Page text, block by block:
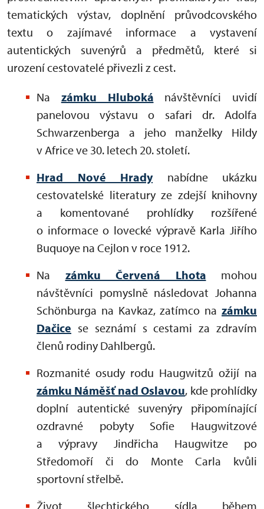
tematických výstav, doplnění průvodcovského
textu o zajímavé informace a vystavení
autentických suvenýrů a předmětů, které si
urození cestovatelé přivezli z cest.
Na zámku Hluboká návštěvníci uvidí
panelovou výstavu o safari dr. Adolfa
Schwarzenberga a jeho manželky Hildy
v Africe ve 30. letech 20. století.
Hrad Nové Hradynabídne ukázku
cestovatelské literatury ze zdejší knihovny
a komentované prohlídky rozšířené
o informace o lovecké výpravě Karla Jiřího
Buquoye na Cejlon v roce 1912.
Na zámku Červená Lhota mohou
návštěvníci pomyslně následovat Johanna
Schönburga na Kavkaz, zatímco na zámku
Dačice se seznámí s cestami za zdravím
členů rodiny Dahlbergů.
Rozmanité osudy rodu Haugwitzů ožijí na
zámku Náměšť nad Oslavou, kde prohlídky
doplní autentické suvenýry připomínající
ozdravné pobyty Sofie Haugwitzové
a výpravy Jindřicha Haugwitze po
Středomoří či do Monte Carla kvůli
sportovní střelbě.
Život šlechtického sídla během